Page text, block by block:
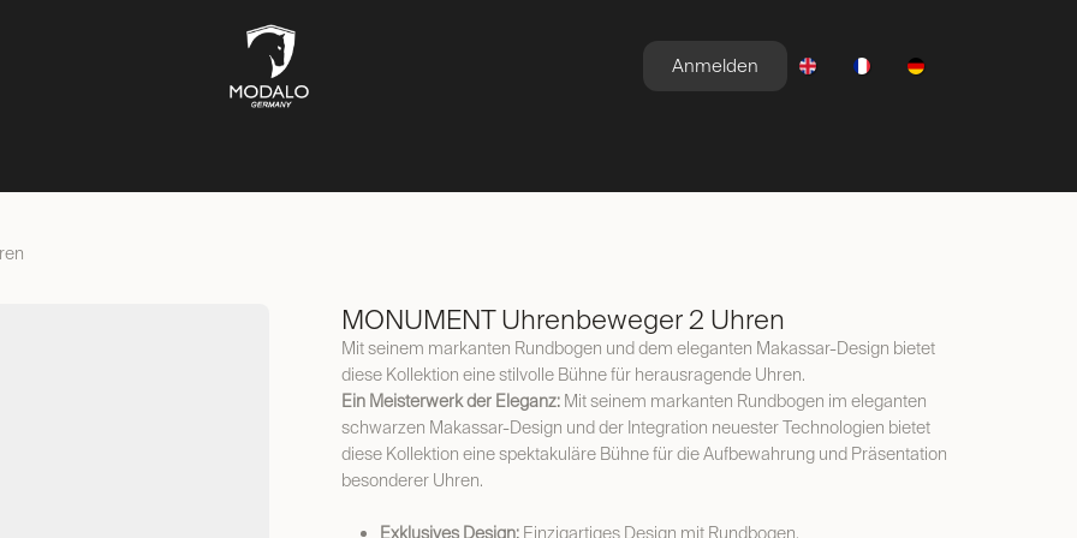
Anmelden
MONUMENT Uhrenbeweger 2 Uhren
Mit seinem markanten Rundbogen und dem eleganten Makassar-Design bietet
diese Kollektion eine stilvolle Bühne für herausragende Uhren.
Ein Meisterwerk der Eleganz: Mit seinem markanten Rundbogen im eleganten
schwarzen Makassar-Design und der Integration neuester Technologien bietet
diese Kollektion eine spektakuläre Bühne für die Aufbewahrung und Präsentation
besonderer Uhren.
Exklusives Design: Einzigartiges Design mit Rundbogen.